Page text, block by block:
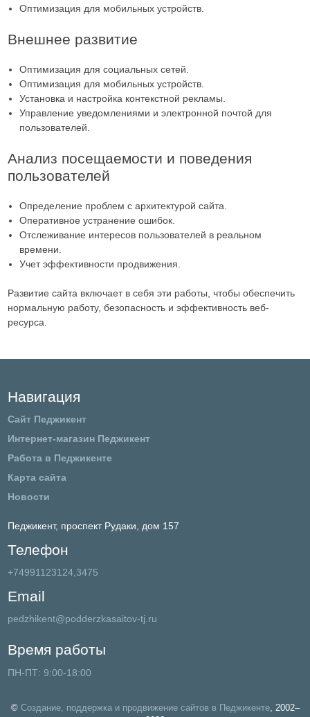
Оптимизация для мобильных устройств.
Внешнее развитие
Оптимизация для социальных сетей.
Оптимизация для мобильных устройств.
Установка и настройка контекстной рекламы.
Управление уведомлениями и электронной почтой для
пользователей.
Анализ посещаемости и поведения
пользователей
Определение проблем с архитектурой сайта.
Оперативное устранение ошибок.
Отслеживание интересов пользователей в реальном
времени.
Учет эффективности продвижения.
Развитие сайта включает в себя эти работы, чтобы обеспечить
нормальную работу, безопасность и эффективность веб-
ресурса.
Навигация
Сайт Педжикент
Интернет-магазин Педжикент
Работа в Педжикенте
Карта сайта
Новости
Педжикент, проспект Рудаки, дом 157
Телефон
+74991123124,3475
Email
pedzhikent@podderzkasaitov-tj.ru
Время работы
ПН-ПТ: 9:00-18:00
© Создание, поддержка и продвижение сайтов в Педжикенте, 2002–